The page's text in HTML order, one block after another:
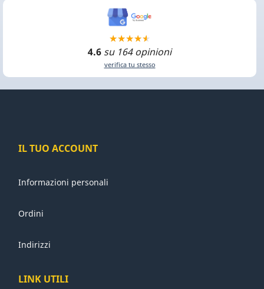
4.6 su 164 opinioni
verifica tu stesso
IL TUO ACCOUNT
Informazioni personali
Ordini
Indirizzi
LINK UTILI